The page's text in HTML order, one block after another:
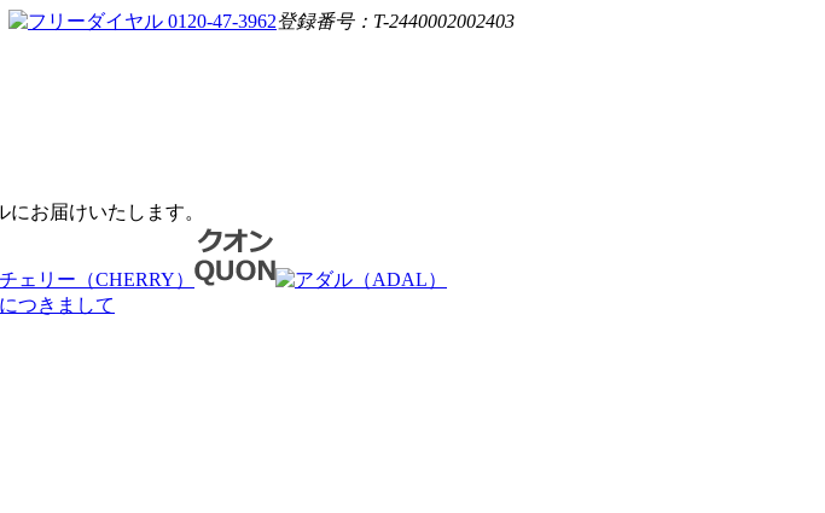
登録番号：T-2440002002403